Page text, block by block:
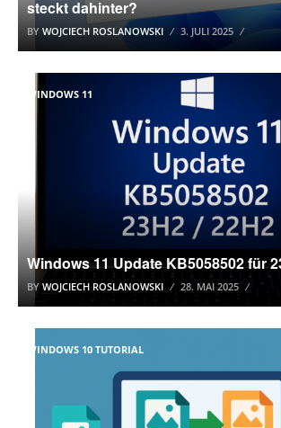
steckt dahinter?
BY WOJCIECH ROSLANOWSKI 3. JULI 2025
WINDOWS 11
Windows 11 Update KB5058502 für
BY WOJCIECH ROSLANOWSKI 28. MAI 2025
WINDOWS 10 TUTORIAL